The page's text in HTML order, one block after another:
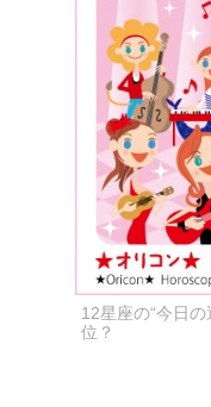
12星座の“今日
位？